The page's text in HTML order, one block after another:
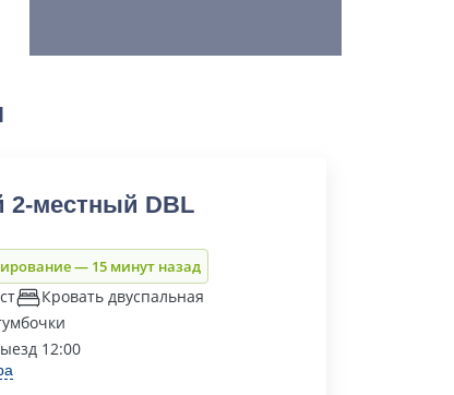
местный DBL
— 15 минут назад
Кровать двуспальная
12:00